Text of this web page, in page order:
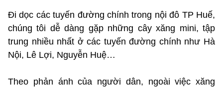
Đi dọc các tuyến đường chính trong nội đô TP Huế,
chúng tôi dễ dàng gặp những cây xăng mini, tập
trung nhiều nhất ở các tuyến đường chính như Hà
Nội, Lê Lợi, Nguyễn Huệ…
Theo phản ánh của người dân, ngoài việc xăng